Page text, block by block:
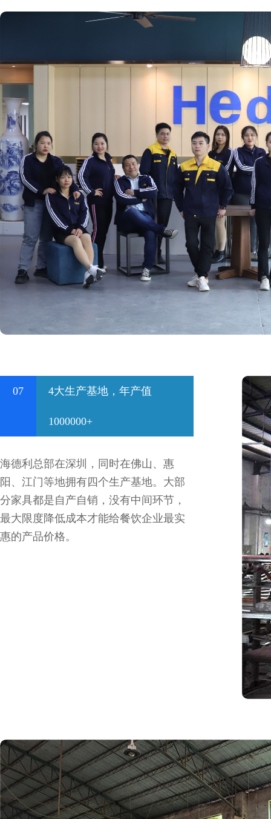
07 4大生产基地，年产值
1000000+
海德利总部在深圳，同时在佛山、惠
阳、江门等地拥有四个生产基地。大部
分家具都是自产自销，没有中间环节，
最大限度降低成本才能给餐饮企业最实
惠的产品价格。